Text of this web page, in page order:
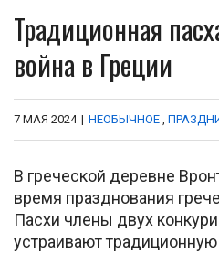
Традиционная
война в Греции
7 МАЯ 2024 | НЕОБЫЧНОЕ ,
В греческой деревне
время празднования
Пасхи члены двух
устраивают